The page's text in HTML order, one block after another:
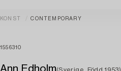
KONST CONTEMPORARY
1556310
Ann Edholm